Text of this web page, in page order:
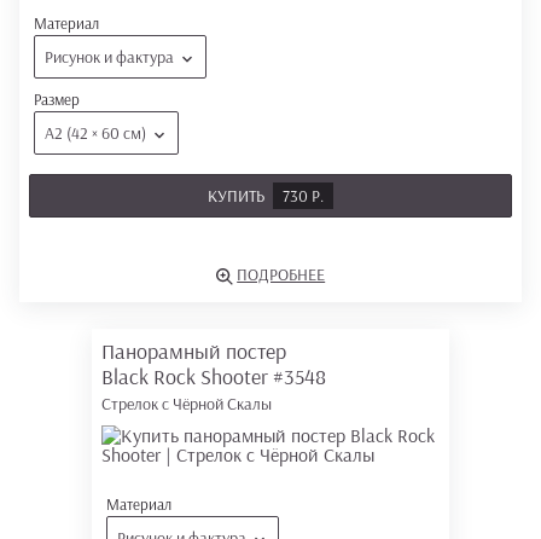
Материал
Рисунок и фактура
Размер
А2 (42 × 60 см)
КУПИТЬ 730 Р.
ПОДРОБНЕЕ
Панорамный постер
Black Rock Shooter #3548
Стрелок с Чёрной Скалы
Материал